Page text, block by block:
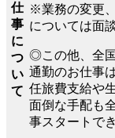
仕
事
に
つ
い
て
※業務の変更
については面
◎この他、全
通勤のお仕事
任旅費支給や
面倒な手配も
事スタートで